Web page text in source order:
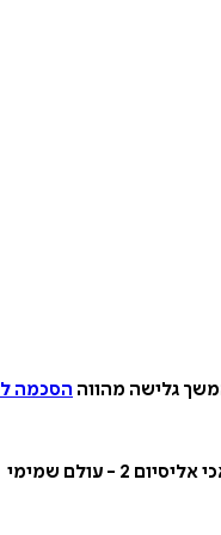
גלישה מהווה הסכמה
2 - עולם שמימי